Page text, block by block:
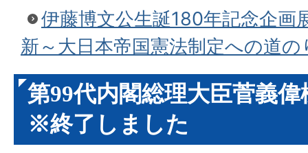
伊藤博文公生誕180年記念企画
新～大日本帝国憲法制定への道の
第99代内閣総理大臣菅義
※終了しました